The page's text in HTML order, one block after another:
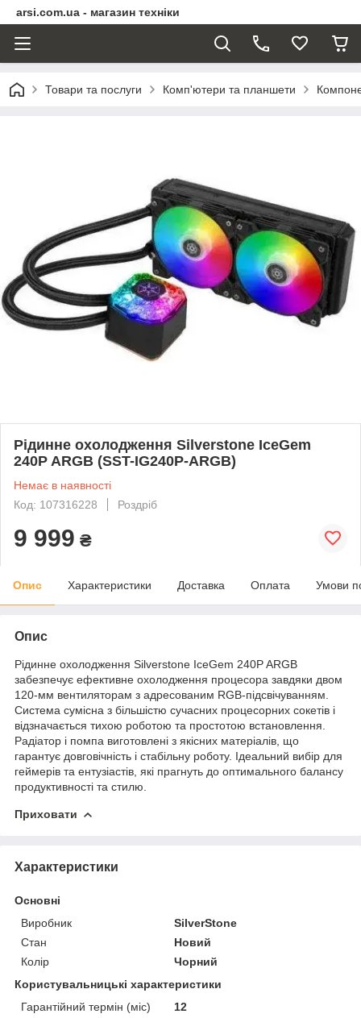
arsi.com.ua - магазин техніки
Товари та послуги Комп'ютери та планшети
Рідинне охолодження Silverstone IceGem
240P ARGB (SST-IG240P-ARGB)
Немає в наявності
Код: 107316228
Роздріб
9 999 ₴
Опис Характеристики Доставка Оплата Умови
Опис
Рідинне охолодження Silverstone IceGem 240P ARGB
забезпечує ефективне охолодження процесора завдяки двом
120-мм вентиляторам з адресованим RGB-підсвічуванням.
Система сумісна з більшістю сучасних процесорних сокетів і
відзначається тихою роботою та простотою встановлення.
Радіатор і помпа виготовлені з якісних матеріалів, що
гарантує довговічність і стабільну роботу. Ідеальний вибір для
геймерів та ентузіастів, які прагнуть до оптимального балансу
продуктивності та стилю.
Приховати
Характеристики
Основні
Виробник
SilverStone
Стан
Новий
Колір
Чорний
Користувальницькі характеристики
Гарантійний термін (міс)
12